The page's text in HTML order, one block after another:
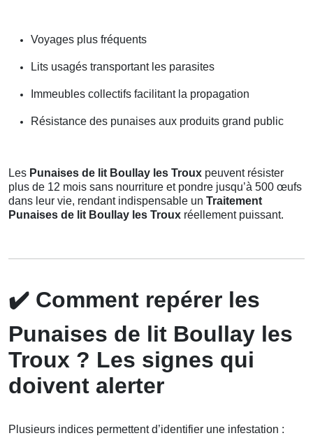
Voyages plus fréquents
Lits usagés transportant les parasites
Immeubles collectifs facilitant la propagation
Résistance des punaises aux produits grand public
Les Punaises de lit Boullay les Troux peuvent résister
plus de 12 mois sans nourriture et pondre jusqu’à 500 œufs
dans leur vie, rendant indispensable un Traitement
Punaises de lit Boullay les Troux réellement puissant.
✔️ Comment repérer les
Punaises de lit Boullay les
Troux ? Les signes qui
doivent alerter
Plusieurs indices permettent d’identifier une infestation :